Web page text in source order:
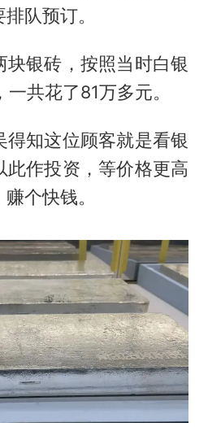
队预订。
块银砖，按照当时白银
共花了81万多元。
得知这位顾客就是看银
此作投资，等价格更高
个快钱。